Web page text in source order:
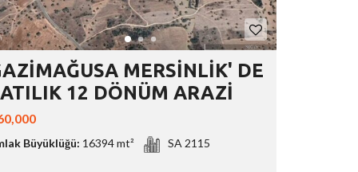
MERSİNLİK' DE
12 DÖNÜM ARAZİ
Büyüklüğü: 16394 mt² SA 2115